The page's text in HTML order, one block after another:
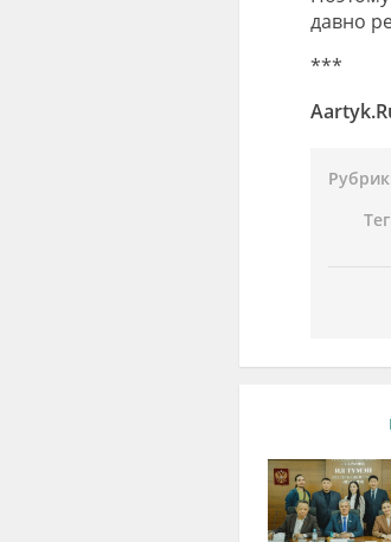
давно
***